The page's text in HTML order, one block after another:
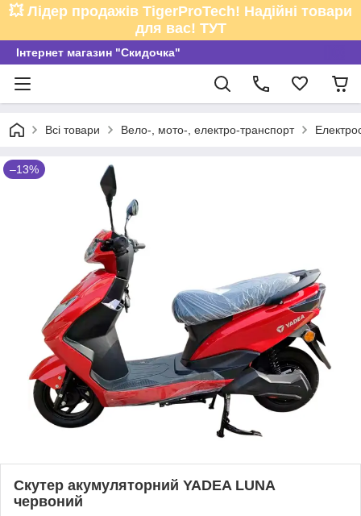
💥 Лідер продажів TigerProTech! Надійні товари
для вас! ТУТ
Інтернет магазин "Скидочка"
Всі товари Вело-, мото-, електро-транспорт
–13%
Скутер акумуляторний YADEA LUNA
червоний